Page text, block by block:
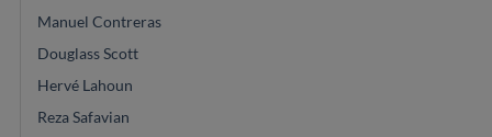
Manuel Contreras
Douglass Scott
Hervé Lahoun
Reza Safavian